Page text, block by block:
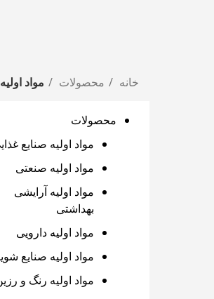
خانه محصولات مواد
محصولات
مواد اولیه صنایع
مواد اولیه صنعتی
مواد اولیه آرایشی
بهداشتی
مواد اولیه دارویی
مواد اولیه صنایع
مواد اولیه رنگ و